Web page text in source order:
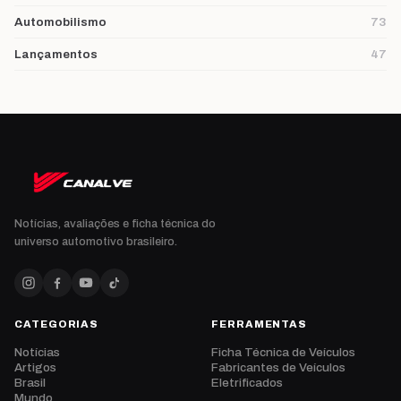
Automobilismo 73
Lançamentos 47
Notícias, avaliações e ficha técnica do
universo automotivo brasileiro.
CATEGORIAS
Notícias
Artigos
Brasil
Mundo
FERRAMENTAS
Ficha Técnica de Veículos
Fabricantes de Veículos
Eletrificados